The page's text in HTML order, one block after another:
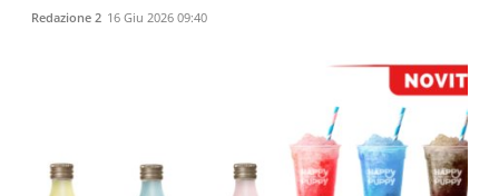
Redazione 2 16 Giu 2026 09:40